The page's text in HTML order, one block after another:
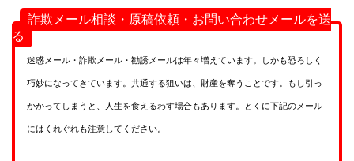
詐欺メール相談・原稿依頼・お問い合わせメールを送
る
迷惑メール・詐欺メール・勧誘メールは年々増えています。しかも恐ろしく
巧妙になってきています。共通する狙いは、財産を奪うことです。もし引っ
かかってしまうと、人生を食えるわす場合もあります。とくに下記のメール
にはくれぐれも注意してください。